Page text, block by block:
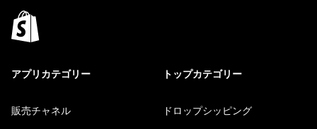
アプリカテゴリー
販売チャネル
トップカテゴリー
ドロップシッピング